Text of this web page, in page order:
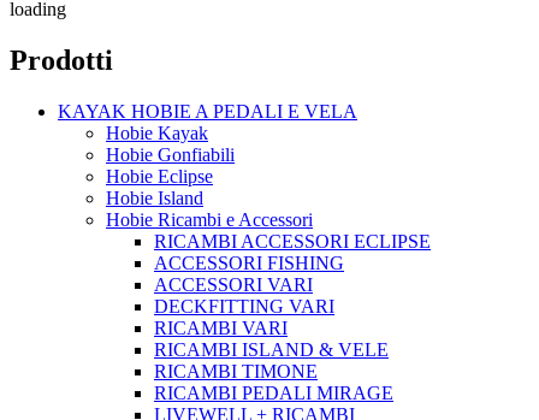
loading
Prodotti
KAYAK HOBIE A PEDALI E VELA
Hobie Kayak
Hobie Gonfiabili
Hobie Eclipse
Hobie Island
Hobie Ricambi e Accessori
RICAMBI ACCESSORI ECLIPSE
ACCESSORI FISHING
ACCESSORI VARI
DECKFITTING VARI
RICAMBI VARI
RICAMBI ISLAND & VELE
RICAMBI TIMONE
RICAMBI PEDALI MIRAGE
LIVEWELL + RICAMBI